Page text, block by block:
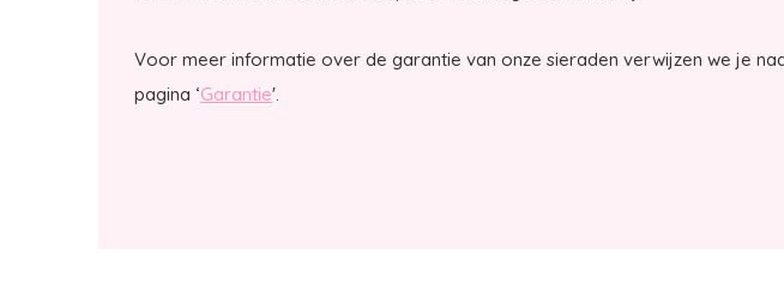
Voor meer informatie over de garantie van onze sieraden verwijzen we je
pagina ‘Garantie'.